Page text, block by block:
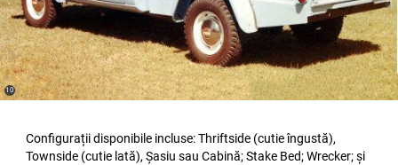
Configurații disponibile incluse: Thriftside (cutie îngustă),
Townside (cutie lată), Șasiu sau Cabină; Stake Bed; Wrecker; și
(
Disclosure
10)